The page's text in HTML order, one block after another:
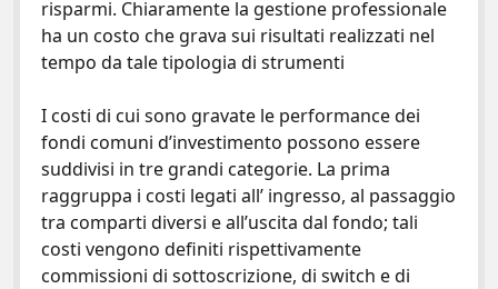
o
k
di
risparmi. Chiaramente la gestione professionale
ha un costo che grava sui risultati realizzati nel
tempo da tale tipologia di strumenti
I costi di cui sono gravate le performance dei
fondi comuni d’investimento possono essere
suddivisi in tre grandi categorie. La prima
raggruppa i costi legati all’ ingresso, al passaggio
tra comparti diversi e all’uscita dal fondo; tali
costi vengono definiti rispettivamente
commissioni di sottoscrizione, di switch e di